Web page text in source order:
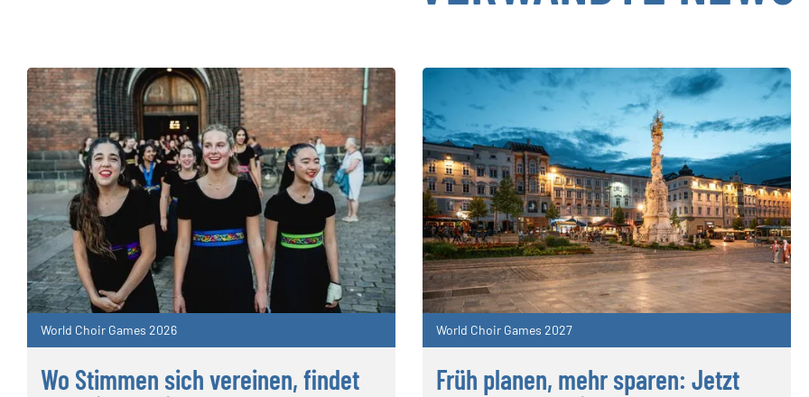
World Choir Games 2026
Wo Stimmen sich vereinen, findet
World Choir Games 2027
Früh planen, mehr sparen: Jetzt